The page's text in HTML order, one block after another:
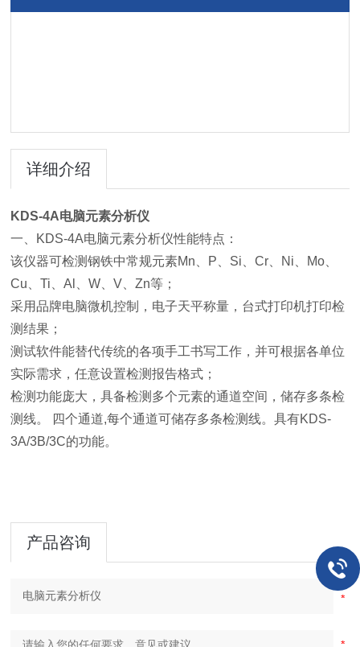
详细介绍
KDS-4A电脑元素分析仪
一、KDS-4A电脑元素分析仪性能特点：
该仪器可检测钢铁中常规元素Mn、P、Si、Cr、Ni、Mo、
Cu、Ti、Al、W、V、Zn等；
采用品牌电脑微机控制，电子天平称量，台式打印机打印检
测结果；
测试软件能替代传统的各项手工书写工作，并可根据各单位
实际需求，任意设置检测报告格式；
检测功能庞大，具备检测多个元素的通道空间，储存多条检
测线。 四个通道,每个通道可储存多条检测线。具有KDS-
3A/3B/3C的功能。
产品咨询